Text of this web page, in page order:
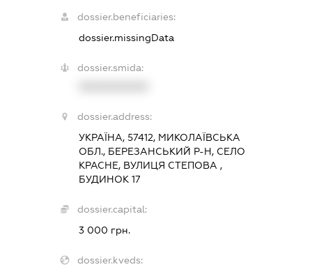
dossier.beneficiaries:
dossier.missingData
dossier.smida:
dossier.address:
УКРАЇНА, 57412, МИКОЛАЇВСЬКА
ОБЛ., БЕРЕЗАНСЬКИЙ Р-Н, СЕЛО
КРАСНЕ, ВУЛИЦЯ СТЕПОВА ,
БУДИНОК 17
dossier.capital:
3 000 грн.
dossier.kveds: